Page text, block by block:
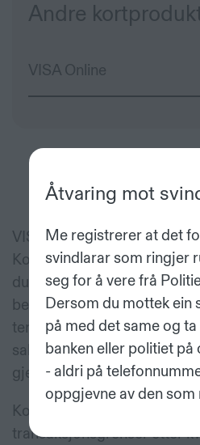
Åtvaring mot
Me registrerer at det
svindlarar som ringjer
seg for å vere frå
Dersom du mottek ein
på med det same og
banken eller politiet
- aldri på
oppgjevne av den som
Andre
VISA Online
VISA Online 7-18 er kortet
Kortet kan nyttast både i
du skal kunne nytta dette
betalingsterminalen vera
terminalen må ha kontakt
saldo på kontoen din før
gjennomførast.
Kortet er tilpassa din alder,
transaksjonsgrenser etter